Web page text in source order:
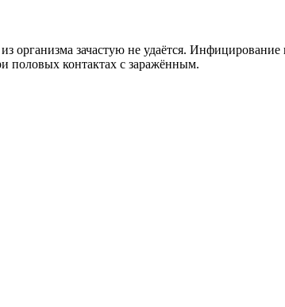
организма зачастую не удаётся.
половых контактах с заражённым.